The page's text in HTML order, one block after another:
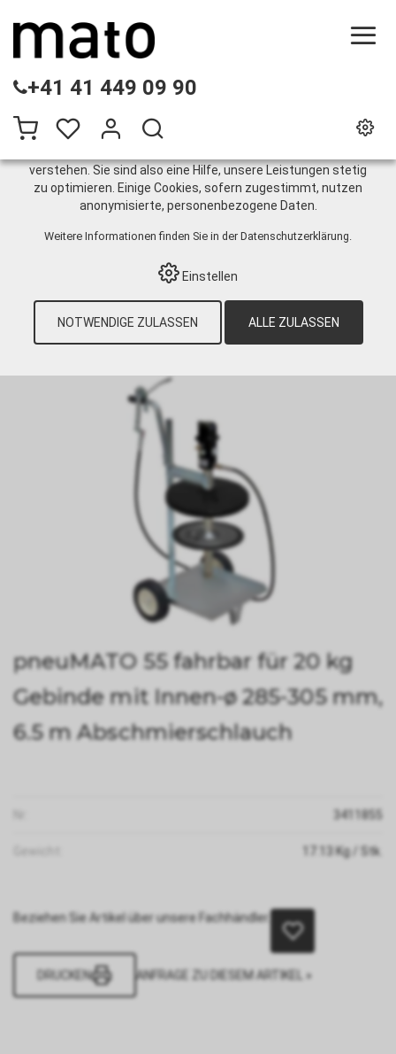
+41 41 449 09 90
Fahrbar
SCHMIERTECHNIK
HOCHDRUCKABSCHMIERGERÄTE
PNEUMATISCH › FAHRBAR › PNEUMATO 55
FAHRBAR FÜR 20 KG GEBINDE MIT INNEN-
pneuMATO 55 fahrbar für 20 kg
Gebinde mit Innen-ø 285-305 mm,
6.5 m Abschmierschlauch
3411855
17.13 Kg / Stk.
Beziehen Sie Artikel über unsere Fachhändler.
DRUCKEN ANFRAGE ZU DIESEM ARTIKEL »
DIESE WEBSITE VERWENDET COOKIES
Wir nutzen auf unserer Website verschiedene Cookies:
Einige sind notwendig für den korrekten Betrieb der Website,
andere ermöglichen Ihnen mehr Funktionalitäten, und noch
verstehen. Sie sind also eine Hilfe, unsere Leistungen stetig
zu optimieren. Einige Cookies, sofern zugestimmt, nutzen
anonymisierte, personenbezogene Daten.
Weitere Informationen finden Sie in der Datenschutzerklärung.
Einstellen
NOTWENDIGE ZULASSEN ALLE ZULASSEN